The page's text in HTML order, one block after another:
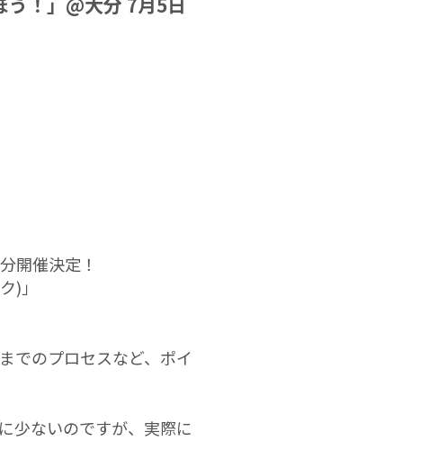
開催決定！
)」
でのプロセスなど、ポイ
少ないのですが、実際に